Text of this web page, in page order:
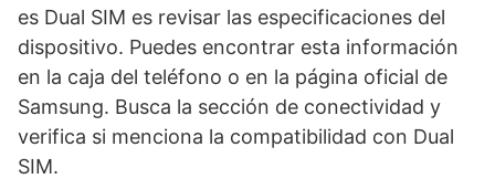
es Dual SIM es revisar las especificaciones del
dispositivo. Puedes encontrar esta información
en la caja del teléfono o en la página oficial de
Samsung. Busca la sección de conectividad y
verifica si menciona la compatibilidad con Dual
SIM.